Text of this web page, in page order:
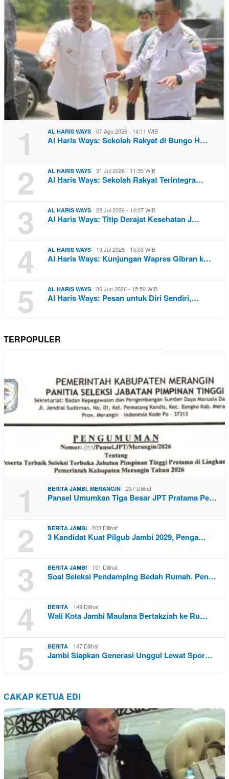
1 AL HARIS WAYS 07 Agu 2026 - 14:11 WIB
Al Haris Ways: Sekolah Rakyat di Bungo H…
2 AL HARIS WAYS 31 Jul 2026 - 11:35 WIB
Al Haris Ways: Sekolah Rakyat Terintegra…
3 AL HARIS WAYS 22 Jul 2026 - 14:07 WIB
Al Haris Ways: Titip Derajat Kesehatan J…
4 AL HARIS WAYS 19 Jul 2026 - 13:03 WIB
Al Haris Ways: Kunjungan Wapres Gibran k…
5 AL HARIS WAYS 30 Jun 2026 - 15:50 WIB
Al Haris Ways: Pesan untuk Diri Sendiri,…
TERPOPULER
1 BERITA JAMBI, MERANGIN 237 Dilihat
Pansel Umumkan Tiga Besar JPT Pratama Pe…
2 BERITA JAMBI 203 Dilihat
3 Kandidat Kuat Pilgub Jambi 2029, Penga…
3 BERITA JAMBI 151 Dilihat
Soal Seleksi Pendamping Bedah Rumah. Pen…
4 BERITA 149 Dilihat
Wali Kota Jambi Maulana Bertakziah ke Ru…
5 BERITA 147 Dilihat
Jambi Siapkan Generasi Unggul Lewat Spor…
CAKAP KETUA EDI